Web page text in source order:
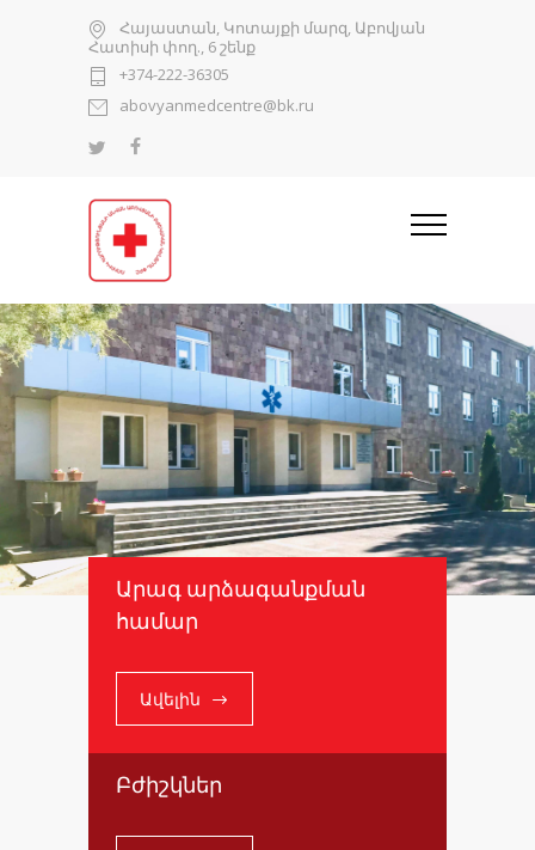
Հայաստան, Կոտայքի մարզ, Աբովյան
Հատիսի փող., 6 շենք
+374-222-36305
abovyanmedcentre@bk.ru
Արագ արձագանքման
համար
Ավելին
Բժիշկներ